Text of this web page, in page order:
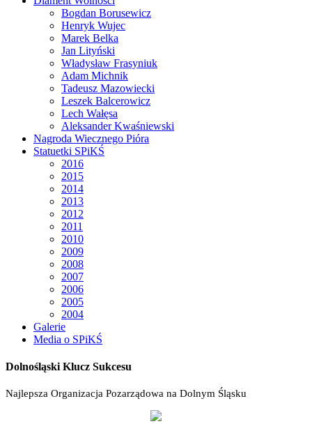
Bogdan Borusewicz
Henryk Wujec
Marek Belka
Jan Lityński
Władysław Frasyniuk
Adam Michnik
Tadeusz Mazowiecki
Leszek Balcerowicz
Lech Wałęsa
Aleksander Kwaśniewski
Nagroda Wiecznego Pióra
Statuetki SPiKŚ
2016
2015
2014
2013
2012
2011
2010
2009
2008
2007
2006
2005
2004
Galerie
Media o SPiKŚ
Dolnośląski Klucz Sukcesu
Najlepsza Organizacja Pozarządowa na Dolnym Śląsku